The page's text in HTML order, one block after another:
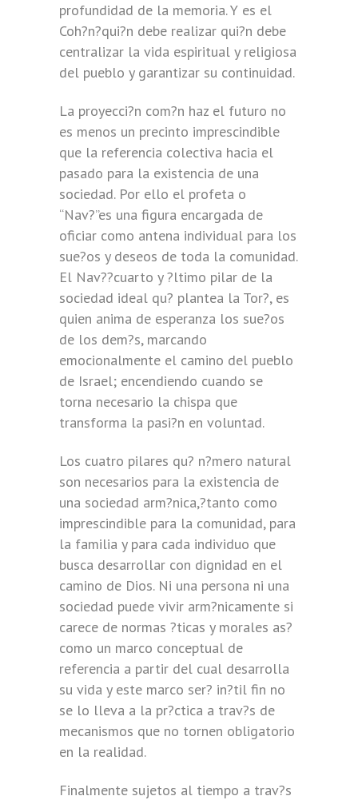
profundidad de la memoria. Y es el
Coh?n?qui?n debe realizar qui?n debe
centralizar la vida espiritual y religiosa
del pueblo y garantizar su continuidad.
La proyecci?n com?n haz el futuro no
es menos un precinto imprescindible
que la referencia colectiva hacia el
pasado para la existencia de una
sociedad. Por ello el profeta o
“Nav?”es una figura encargada de
oficiar como antena individual para los
sue?os y deseos de toda la comunidad.
El Nav??cuarto y ?ltimo pilar de la
sociedad ideal qu? plantea la Tor?, es
quien anima de esperanza los sue?os
de los dem?s, marcando
emocionalmente el camino del pueblo
de Israel; encendiendo cuando se
torna necesario la chispa que
transforma la pasi?n en voluntad.
Los cuatro pilares qu? n?mero natural
son necesarios para la existencia de
una sociedad arm?nica,?tanto como
imprescindible para la comunidad, para
la familia y para cada individuo que
busca desarrollar con dignidad en el
camino de Dios. Ni una persona ni una
sociedad puede vivir arm?nicamente si
carece de normas ?ticas y morales as?
como un marco conceptual de
referencia a partir del cual desarrolla
su vida y este marco ser? in?til fin no
se lo lleva a la pr?ctica a trav?s de
mecanismos que no tornen obligatorio
en la realidad.
Finalmente sujetos al tiempo a trav?s